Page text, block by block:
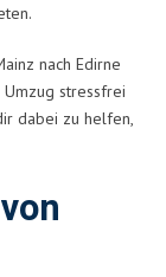
nach Edirne
Umzug stressfrei
dabei zu helfen,